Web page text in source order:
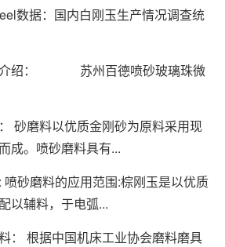
数据：国内白刚玉生产情况调查统
绍： 苏州百德喷砂玻璃珠微
磨料以优质金刚砂为原料采用现
成。喷砂磨料具有...
砂磨料的应用范围:棕刚玉是以优质
以辅料，于电弧...
根据中国机床工业协会磨料磨具